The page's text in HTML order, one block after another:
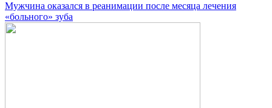
Мужчина оказался в реанимации после месяца лечения
«больного» зуба